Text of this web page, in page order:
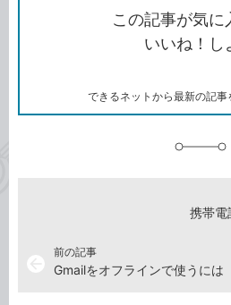
シ
ェ
ア
ェ
ア
この記事が気に
いいね！し
できるネットから最新の記事
前の記事
Gmailをオフラインで使うには
携帯電